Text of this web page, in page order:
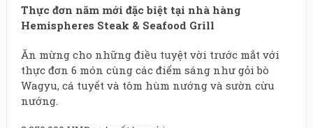
Thực đơn năm mới đặc biệt tại nhà hàng
Hemispheres Steak & Seafood Grill
Ăn mừng cho những điều tuyệt vời trước mắt với
thực đơn 6 món cùng các điểm sáng như gỏi bò
Wagyu, cá tuyết và tôm hùm nướng và sườn cừu
nướng.